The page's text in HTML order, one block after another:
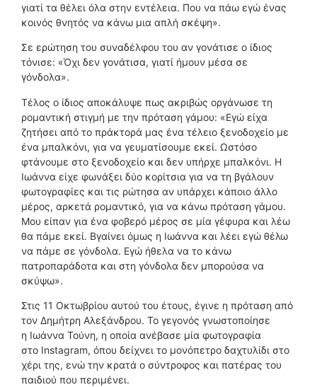
γιατί τα θέλει όλα στην εντέλεια. Που να πάω εγώ ένας
κοινός θνητός να κάνω μια απλή σκέψη».
Σε ερώτηση του συναδέλφου του αν γονάτισε ο ίδιος
τόνισε: «Όχι δεν γονάτισα, γιατί ήμουν μέσα σε
γόνδολα».
Τέλος ο ίδιος αποκάλυψε πως ακριβώς οργάνωσε τη
ρομαντική στιγμή με την πρόταση γάμου: «Εγώ είχα
ζητήσει από το πράκτορά μας ένα τέλειο ξενοδοχείο με
ένα μπαλκόνι, για να γευματίσουμε εκεί. Ωστόσο
φτάνουμε στο ξενοδοχείο και δεν υπήρχε μπαλκόνι. Η
Ιωάννα είχε φωνάξει δύο κορίτσια για να τη βγάλουν
φωτογραφίες και τις ρώτησα αν υπάρχει κάποιο άλλο
μέρος, αρκετά ρομαντικό, για να κάνω πρόταση γάμου.
Μου είπαν για ένα φοβερό μέρος σε μία γέφυρα και λέω
θα πάμε εκεί. Βγαίνει όμως η Ιωάννα και λέει εγώ θέλω
να πάμε σε γόνδολα. Εγώ ήθελα να το κάνω
πατροπαράδοτα και στη γόνδολα δεν μπορούσα να
σκύψω».
Στις 11 Οκτωβρίου αυτού του έτους, έγινε η πρόταση από
τον Δημήτρη Αλεξάνδρου. Το γεγονός γνωστοποίησε
η Ιωάννα Τούνη, η οποία ανέβασε μία φωτογραφία
στο Instagram, όπου δείχνει το μονόπετρο δαχτυλίδι στο
χέρι της, ενώ την κρατά ο σύντροφος και πατέρας του
παιδιού που περιμένει.